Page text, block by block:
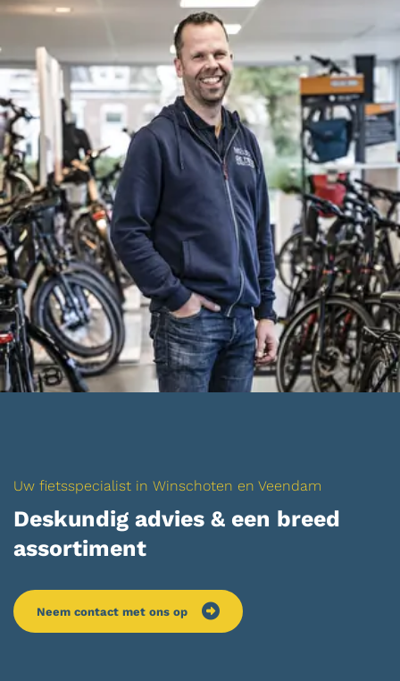
Uw fietsspecialist in Winschoten en Veendam
Deskundig advies & een breed
assortiment
Neem contact met ons op